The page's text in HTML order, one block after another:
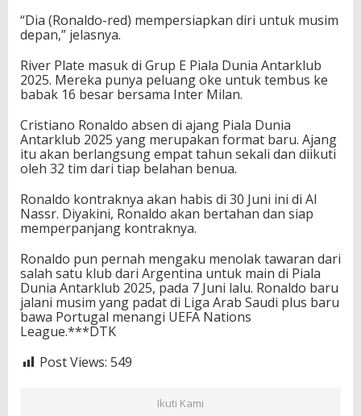
“Dia (Ronaldo-red) mempersiapkan diri untuk musim
depan,” jelasnya.
River Plate masuk di Grup E Piala Dunia Antarklub
2025. Mereka punya peluang oke untuk tembus ke
babak 16 besar bersama Inter Milan.
Cristiano Ronaldo absen di ajang Piala Dunia
Antarklub 2025 yang merupakan format baru. Ajang
itu akan berlangsung empat tahun sekali dan diikuti
oleh 32 tim dari tiap belahan benua.
Ronaldo kontraknya akan habis di 30 Juni ini di Al
Nassr. Diyakini, Ronaldo akan bertahan dan siap
memperpanjang kontraknya.
Ronaldo pun pernah mengaku menolak tawaran dari
salah satu klub dari Argentina untuk main di Piala
Dunia Antarklub 2025, pada 7 Juni lalu. Ronaldo baru
jalani musim yang padat di Liga Arab Saudi plus baru
bawa Portugal menangi UEFA Nations
League.***DTK
Post Views: 549
Ikuti Kami